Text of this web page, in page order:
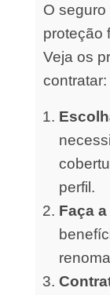
O
proteção
Veja os
contratar:
perfil.
Faça